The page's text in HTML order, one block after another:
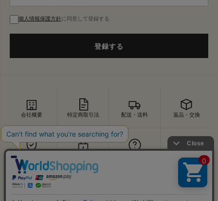
個人情報保護方針に同意して登録する
登録する
会社概要 特定商取引法 配送・送料 返品・交換
セキュリティ お問い合わせ
↑